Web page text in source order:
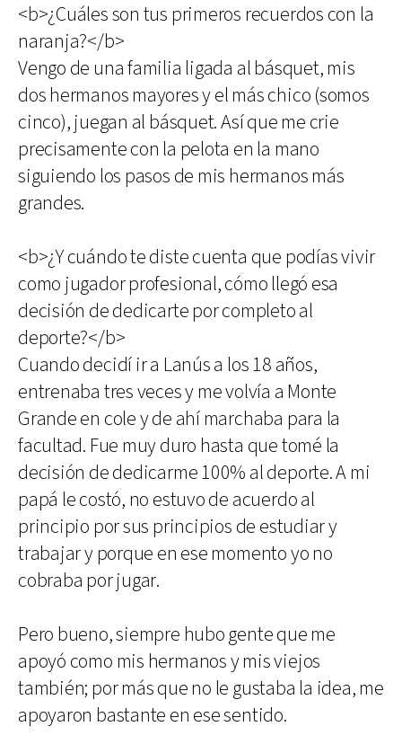
<b>¿Cuáles son tus primeros recuerdos con la
naranja?</b>
Vengo de una familia ligada al básquet, mis
dos hermanos mayores y el más chico (somos
cinco), juegan al básquet. Así que me crie
precisamente con la pelota en la mano
siguiendo los pasos de mis hermanos más
grandes.
<b>¿Y cuándo te diste cuenta que podías vivir
como jugador profesional, cómo llegó esa
decisión de dedicarte por completo al
deporte?</b>
Cuando decidí ir a Lanús a los 18 años,
entrenaba tres veces y me volvía a Monte
Grande en cole y de ahí marchaba para la
facultad. Fue muy duro hasta que tomé la
decisión de dedicarme 100% al deporte. A mi
papá le costó, no estuvo de acuerdo al
principio por sus principios de estudiar y
trabajar y porque en ese momento yo no
cobraba por jugar.
Pero bueno, siempre hubo gente que me
apoyó como mis hermanos y mis viejos
también; por más que no le gustaba la idea, me
apoyaron bastante en ese sentido.